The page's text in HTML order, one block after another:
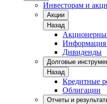
Инвесторам и
Акции
Назад
Информация
Дивиденды
Долговые
Назад
Кредитные
Облигации
Отчеты и